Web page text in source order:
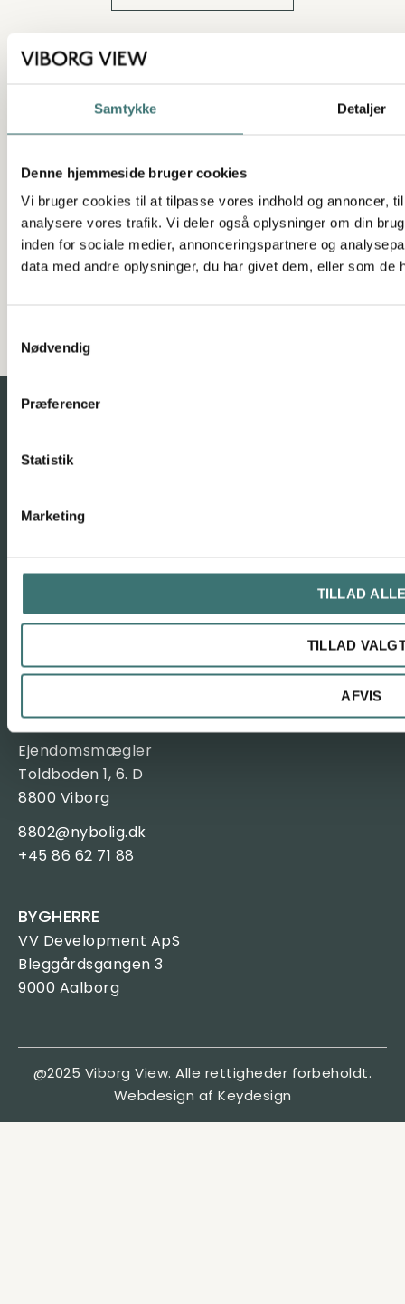
Samtykke Detaljer
Denne hjemmeside bruger cookies
Vi bruger cookies til at tilpasse vores indhold og annoncer,
analysere vores trafik. Vi deler også oplysninger om din
inden for sociale medier, annonceringspartnere og
data med andre oplysninger, du har givet dem, eller som de
Nødvendig
Præferencer
Statistik
Marketing
TILLAD
TILLAD
AFVIS
søerne.
JURIDISK
Cookiepolitik
Ejendomsmægler
Toldboden 1, 6. D
8800 Viborg
8802@nybolig.dk
+45 86 62 71 88
BYGHERRE
VV Development ApS
Bleggårdsgangen 3
9000 Aalborg
@2025 Viborg View. Alle rettigheder forbeholdt.
Webdesign af Keydesign